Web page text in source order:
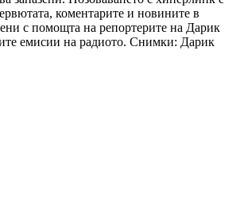
коментарите и новините в
с помощта на репортерите на Дарик
емисии на радиото. Снимки: Дарик